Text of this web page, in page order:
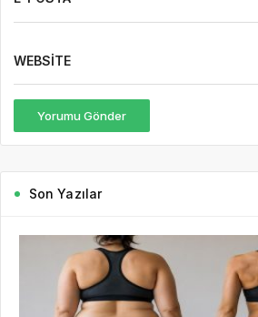
WEBSITE
Yorumu Gönder
Son Yazılar